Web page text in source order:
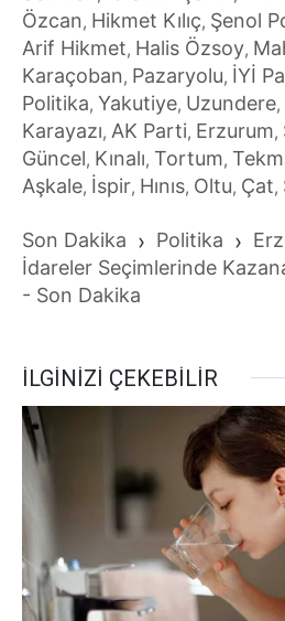
Özcan, Hikmet Kılıç, Şenol
Arif Hikmet, Halis Özsoy,
Karaçoban, Pazaryolu, İYİ
Politika, Yakutiye, Uzundere,
Karayazı, AK Parti, Erzurum,
Güncel, Kınalı, Tortum,
Aşkale, İspir, Hınıs, Oltu, Çat,
Son Dakika › Politika ›
İdareler Seçimlerinde
- Son Dakika